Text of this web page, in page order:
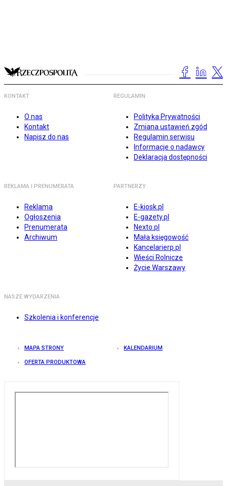
KONTAKT
O nas
Kontakt
Napisz do nas
REGULAMIN
Polityka Prywatności
Zmiana ustawień zgód
Regulamin serwisu
Informacje o nadawcy
Deklaracja dostępności
REKLAMA I PRENUMERATA
Reklama
Ogłoszenia
Prenumerata
Archiwum
PARTNERZY
E-kiosk.pl
E-gazety.pl
Nexto.pl
Mała księgowość
Kancelarierp.pl
Wieści Rolnicze
Życie Warszawy
NASZE WYDARZENIA
Szkolenia i konferencje
MAPA STRONY KALENDARIUM
OFERTA PRODUKTOWA